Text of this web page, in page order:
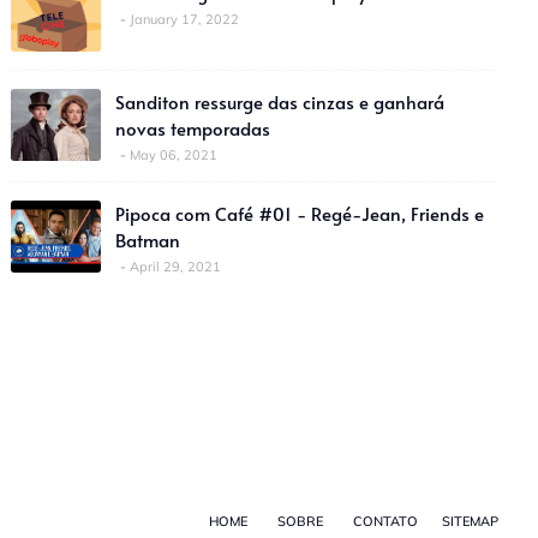
January 17, 2022
Sanditon ressurge das cinzas e ganhará
novas temporadas
May 06, 2021
Pipoca com Café #01 - Regé-Jean, Friends e
Batman
April 29, 2021
HOME SOBRE CONTATO SITEMAP